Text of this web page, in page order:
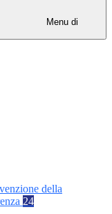
Menu di
della
24